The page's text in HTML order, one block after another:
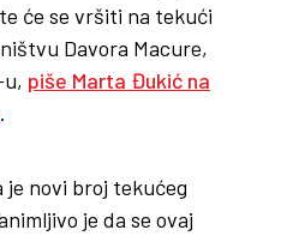
će se vršiti na tekući
Davora Macure,
piše Marta Đukić na
.
je novi broj tekućeg
je da se ovaj